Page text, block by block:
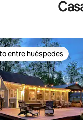
en Favorito entre
entre huéspedes